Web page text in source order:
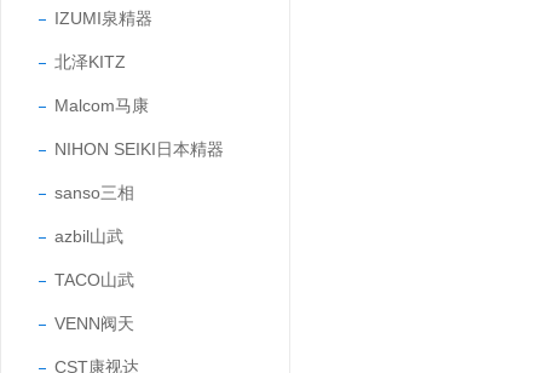
IZUMI泉精器
北泽KITZ
Malcom马康
NIHON SEIKI日本精器
sanso三相
azbil山武
TACO山武
VENN阀天
CST康视达